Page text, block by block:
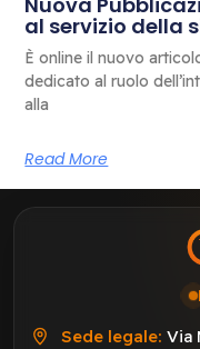
al servizio della
È online il nuovo
dedicato al ruolo
alla
Read More
Sede legale: Via